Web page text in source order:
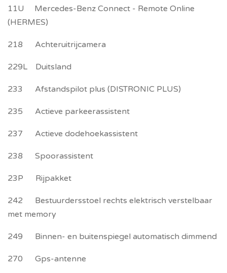
11U Mercedes-Benz Connect - Remote Online
(HERMES)
218 Achteruitrijcamera
229L Duitsland
233 Afstandspilot plus (DISTRONIC PLUS)
235 Actieve parkeerassistent
237 Actieve dodehoekassistent
238 Spoorassistent
23P Rijpakket
242 Bestuurdersstoel rechts elektrisch verstelbaar
met memory
249 Binnen- en buitenspiegel automatisch dimmend
270 Gps-antenne